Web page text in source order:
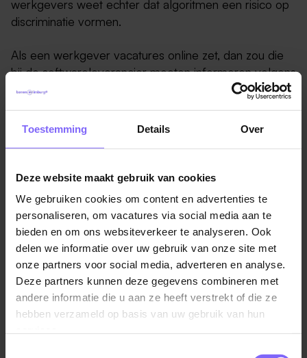
Toestemming Details Over
Deze website maakt gebruik van cookies
We gebruiken cookies om content en advertenties te
personaliseren, om vacatures via social media aan te
bieden en om ons websiteverkeer te analyseren. Ook
delen we informatie over uw gebruik van onze site met
onze partners voor social media, adverteren en analyse.
Deze partners kunnen deze gegevens combineren met
andere informatie die u aan ze heeft verstrekt of die ze
hebben verzameld op basis van uw gebruik van hun
werkgevers weet echter dat algoritmen een risico op
discriminatie vormen.
Als een werkgever vacatures online zet, dan zou die
bij de softwareleverancier moeten informeren volgens
welke criteria het algoritme de resultaten selecteert
"Je bent als werkgever verantwoordelijk voor de
worden tot discriminatie kunnen leiden, is dus
essentieel.”
Hierbij geven dan ook mee dat Banenrijklimburg geen
gebruik maakt van dit algoritme. Als je bij ons
vacatures plaatst, kun je gerust zijn dat iedereen
geschikte vacatures ziet, ongeacht geslacht!